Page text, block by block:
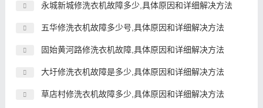
永城新城修洗衣机故障多少,具体原因和详细解决方法
五华修洗衣机故障多少号,具体原因和详细解决方法
固始黄河路修洗衣机故障,具体原因和详细解决方法
大圩修洗衣机故障是多少,具体原因和详细解决方法
草店村修洗衣机故障多少,具体原因和详细解决方法